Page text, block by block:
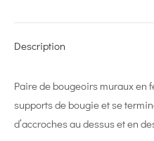
Description
Paire de bougeoirs muraux en
supports de bougie et se
d’accroches au dessus et en